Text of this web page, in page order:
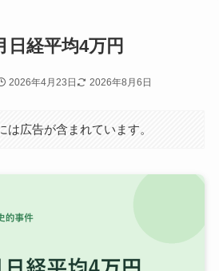
日経平均4万円
2026年4月23日 2026年8月6日
は広告が含まれています。